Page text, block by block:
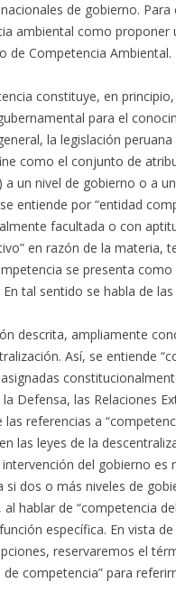
de gobierno.
ambiental como proponer
de Competencia Ambiental.
constituye, en
para el
la legislación
como el conjunto de
a un nivel de gobierno o a
entiende por “entidad
facultada o con
en razón de la materia,
se presenta
tal sentido se habla de
descrita, ampliamente
Así, se entiende
la Defensa, las Relaciones
las referencias a
las leyes de la
del gobierno es
si dos o más niveles de
al hablar de “competencia
específica. En vista
reservaremos el
de competencia” para